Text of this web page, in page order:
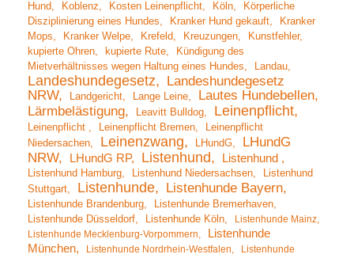
Hund
Koblenz Kosten Leinenpflicht Köln
Körperliche
Disziplinierung eines Hundes
Kranker Hund gekauft
Kranker
Mops
Kranker Welpe Krefeld Kreuzungen
Kunstfehler
kupierte Ohren
kupierte Rute
Kündigung des
Mietverhältnisses wegen Haltung eines Hundes
Landau
Landeshundegesetz
Landeshundegesetz
NRW
Landgericht Lange Leine
Lautes Hundebellen
Lärmbelästigung
Leavitt Bulldog Leinenpflicht
Leinenpflicht Leinenpflicht Bremen
Leinenpflicht
Niedersachen
Leinenzwang LHundG
LHundG
NRW
LHundG RP Listenhund Listenhund
Listenhund Hamburg Listenhund Niedersachsen
Listenhund
Stuttgart
Listenhunde Listenhunde Bayern
Listenhunde Brandenburg
Listenhunde Bremerhaven
Listenhunde Düsseldorf
Listenhunde Köln
Listenhunde Mainz
Listenhunde Mecklenburg-Vorpommern
Listenhunde
München
Listenhunde Nordrhein-Westfalen
Listenhunde